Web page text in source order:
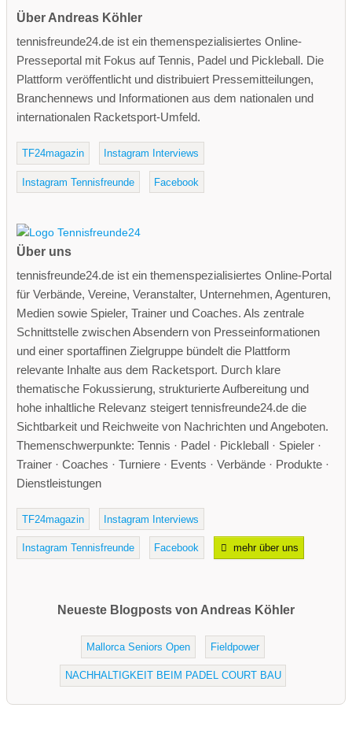
Über Andreas Köhler
tennisfreunde24.de ist ein themenspezialisiertes Online-
Presseportal mit Fokus auf Tennis, Padel und Pickleball. Die
Plattform veröffentlicht und distribuiert Pressemitteilungen,
Branchennews und Informationen aus dem nationalen und
internationalen Racketsport-Umfeld.
TF24magazin Instagram Interviews
Instagram Tennisfreunde Facebook
Über uns
tennisfreunde24.de ist ein themenspezialisiertes Online-Portal
für Verbände, Vereine, Veranstalter, Unternehmen, Agenturen,
Medien sowie Spieler, Trainer und Coaches. Als zentrale
Schnittstelle zwischen Absendern von Presseinformationen
und einer sportaffinen Zielgruppe bündelt die Plattform
relevante Inhalte aus dem Racketsport. Durch klare
thematische Fokussierung, strukturierte Aufbereitung und
hohe inhaltliche Relevanz steigert tennisfreunde24.de die
Sichtbarkeit und Reichweite von Nachrichten und Angeboten.
Themenschwerpunkte: Tennis · Padel · Pickleball · Spieler ·
Trainer · Coaches · Turniere · Events · Verbände · Produkte ·
Dienstleistungen
TF24magazin Instagram Interviews
Instagram Tennisfreunde Facebook mehr über uns
Neueste Blogposts von Andreas Köhler
Mallorca Seniors Open Fieldpower
NACHHALTIGKEIT BEIM PADEL COURT BAU